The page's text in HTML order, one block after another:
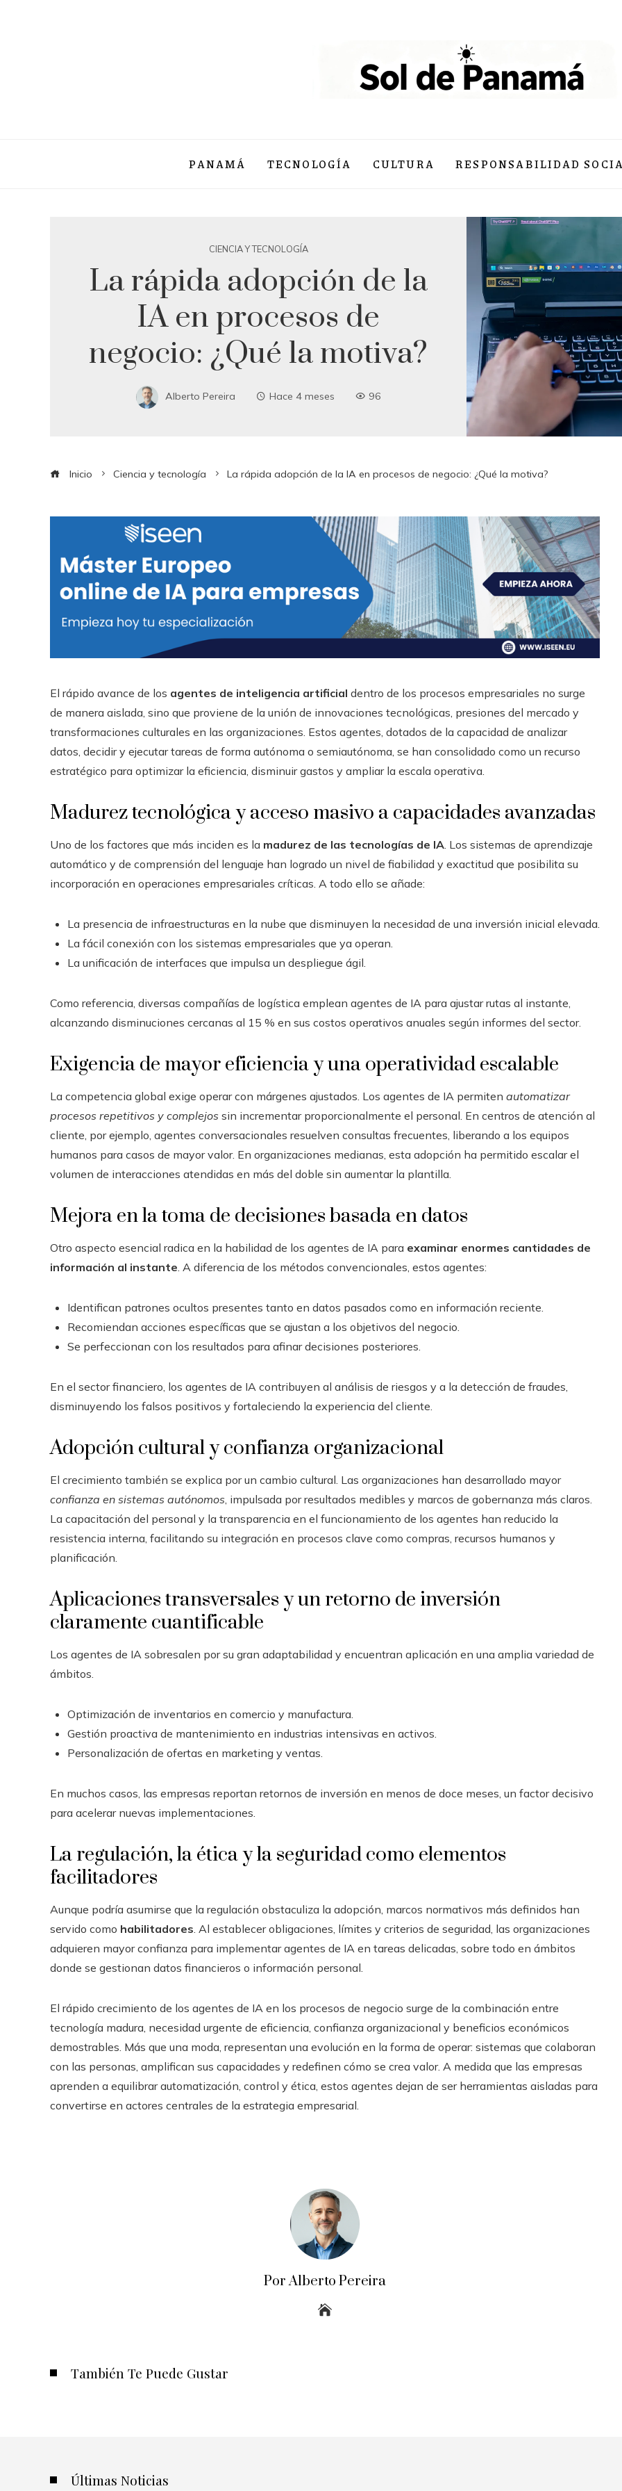
PANAMÁ TECNOLOGÍA CULTURA RESPONSABILIDAD
CIENCIA Y TECNOLOGÍA
La rápida adopción de la
IA en procesos de
negocio: ¿Qué la motiva?
Alberto Pereira Hace 4 meses 96
Inicio Ciencia y tecnología La rápida adopción de la IA en procesos de negocio: ¿Qué la motiva?
El rápido avance de los agentes de inteligencia artificial dentro de los procesos empresariales no surge
de manera aislada, sino que proviene de la unión de innovaciones tecnológicas, presiones del mercado y
transformaciones culturales en las organizaciones. Estos agentes, dotados de la capacidad de analizar
datos, decidir y ejecutar tareas de forma autónoma o semiautónoma, se han consolidado como un recurso
estratégico para optimizar la eficiencia, disminuir gastos y ampliar la escala operativa.
Madurez tecnológica y acceso masivo a capacidades avanzadas
Uno de los factores que más inciden es la madurez de las tecnologías de IA . Los sistemas de aprendizaje
automático y de comprensión del lenguaje han logrado un nivel de fiabilidad y exactitud que posibilita su
incorporación en operaciones empresariales críticas. A todo ello se añade:
La presencia de infraestructuras en la nube que disminuyen la necesidad de una inversión inicial elevada.
La fácil conexión con los sistemas empresariales que ya operan.
La unificación de interfaces que impulsa un despliegue ágil.
Como referencia, diversas compañías de logística emplean agentes de IA para ajustar rutas al instante,
alcanzando disminuciones cercanas al 15 % en sus costos operativos anuales según informes del sector.
Exigencia de mayor eficiencia y una operatividad escalable
La competencia global exige operar con márgenes ajustados. Los agentes de IA permiten automatizar
procesos repetitivos y complejos sin incrementar proporcionalmente el personal. En centros de atención al
cliente, por ejemplo, agentes conversacionales resuelven consultas frecuentes, liberando a los equipos
humanos para casos de mayor valor. En organizaciones medianas, esta adopción ha permitido escalar el
volumen de interacciones atendidas en más del doble sin aumentar la plantilla.
Mejora en la toma de decisiones basada en datos
Otro aspecto esencial radica en la habilidad de los agentes de IA para examinar enormes cantidades de
información al instante . A diferencia de los métodos convencionales, estos agentes:
Identifican patrones ocultos presentes tanto en datos pasados como en información reciente.
Recomiendan acciones específicas que se ajustan a los objetivos del negocio.
Se perfeccionan con los resultados para afinar decisiones posteriores.
En el sector financiero, los agentes de IA contribuyen al análisis de riesgos y a la detección de fraudes,
disminuyendo los falsos positivos y fortaleciendo la experiencia del cliente.
Adopción cultural y confianza organizacional
El crecimiento también se explica por un cambio cultural. Las organizaciones han desarrollado mayor
confianza en sistemas autónomos , impulsada por resultados medibles y marcos de gobernanza más claros.
La capacitación del personal y la transparencia en el funcionamiento de los agentes han reducido la
resistencia interna, facilitando su integración en procesos clave como compras, recursos humanos y
planificación.
Aplicaciones transversales y un retorno de inversión
claramente cuantificable
Los agentes de IA sobresalen por su gran adaptabilidad y encuentran aplicación en una amplia variedad de
ámbitos.
Optimización de inventarios en comercio y manufactura.
Gestión proactiva de mantenimiento en industrias intensivas en activos.
Personalización de ofertas en marketing y ventas.
En muchos casos, las empresas reportan retornos de inversión en menos de doce meses, un factor decisivo
para acelerar nuevas implementaciones.
La regulación, la ética y la seguridad como elementos
facilitadores
Aunque podría asumirse que la regulación obstaculiza la adopción, marcos normativos más definidos han
servido como habilitadores . Al establecer obligaciones, límites y criterios de seguridad, las organizaciones
adquieren mayor confianza para implementar agentes de IA en tareas delicadas, sobre todo en ámbitos
donde se gestionan datos financieros o información personal.
El rápido crecimiento de los agentes de IA en los procesos de negocio surge de la combinación entre
tecnología madura, necesidad urgente de eficiencia, confianza organizacional y beneficios económicos
demostrables. Más que una moda, representan una evolución en la forma de operar: sistemas que colaboran
con las personas, amplifican sus capacidades y redefinen cómo se crea valor. A medida que las empresas
aprenden a equilibrar automatización, control y ética, estos agentes dejan de ser herramientas aisladas para
convertirse en actores centrales de la estrategia empresarial.
Por Alberto Pereira
También Te Puede Gustar
Últimas Noticias